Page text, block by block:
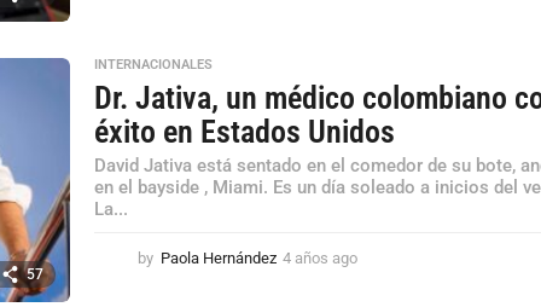
a
g
o
57
INTERNACIONALES
Dr. Jativa, un médico colombiano
éxito en Estados Unidos
David Jativa está sentado en el comedor de su bote,
en el bayside , Miami. Es un día soleado a inicios del
La...
by Paola Hernández 4 años ago